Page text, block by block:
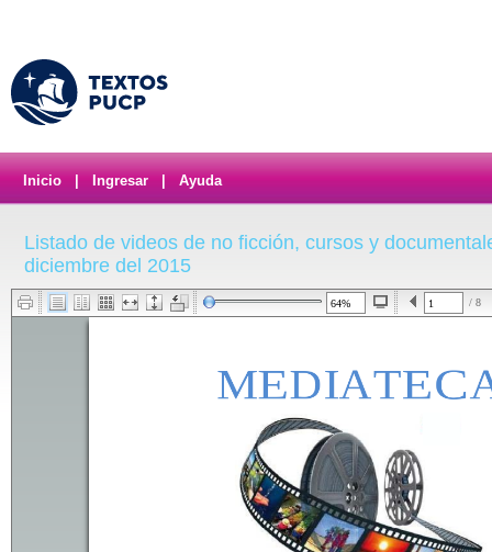
Inicio Ingresar Ayuda
Listado de videos de no ficción, cursos y
diciembre del 2015
/ 8